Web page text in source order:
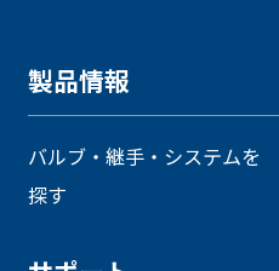
製品情報
バルブ・継手・システムを
探す